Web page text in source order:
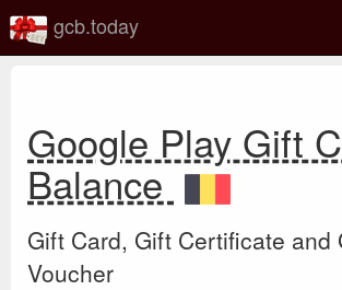
gcb.today
Google Play Gift
Balance
Gift Card, Gift Certificate and
Voucher